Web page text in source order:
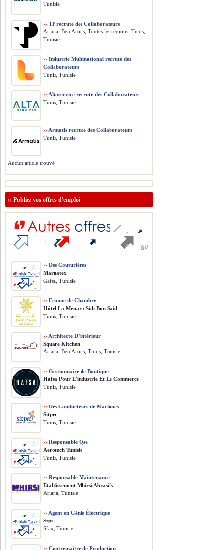
Tunisie
›› TP recrute des Collaborateurs
Ariana, Ben Arous, Toutes les régions, Tunis,
Tunisie
›› Industrie Multinational recrute des
Collaborateurs
Tunis, Tunisie
›› Altaservice recrute des Collaborateurs
Tunis, Tunisie
›› Armatis recrute des Collaborateurs
Tunis, Tunisie
Aucun article trouvé.
››Publiez vos offres d'emploi
›› Des Couturières
Marnatex
Gafsa, Tunisie
›› Femme de Chambre
Hôtel La Menara Sidi Bou Said
Tunis, Tunisie
›› Architecte D’intérieur
Square Kitchen
Ariana, Ben Arous, Tunis, Tunisie
›› Gestionnaire de Boutique
Hafsa Pour L’industrie Et Le Commerce
Tunis, Tunisie
›› Des Conducteurs de Machines
Sitpec
Tunis, Tunisie
›› Responsable Qse
Aerotech Tunisie
Tunis, Tunisie
›› Responsable Maintenance
Etablissement Mhirsi Abrasifs
Ariana, Tunisie
›› Agent en Génie Électrique
Stps
Sfax, Tunisie
›› Contremaitre de Production